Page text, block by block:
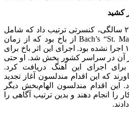
کشید
فلیکس مندلسون در سن ۲۲ سالگی، کنسرتی ترتیب داد که شامل
اجرای قطعه Bach’s “St. Mathew Passion از باخ بود که از زمان
مرگ آهنگساز در سال ۱۷۵۰ اجرا نشده بود. اجرای این اثر باخ برای
آن در سراسر کشور پخش شد. او حتی
اجرای این آهنگ دریافت کرد.
که این اقدام مندلسون آغاز تجدید
این اقدام مندلسون الهام‌بخش دیگر
را انجام دهند و بدین ترتیب آگاهی را